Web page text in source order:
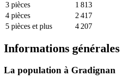
3 pièces
1 813
4 pièces
2 417
5 pièces et plus
4 207
Informations générales
La population à Gradignan